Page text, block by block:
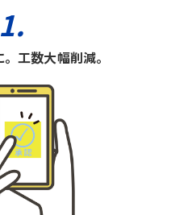
1.
工数大幅削減。